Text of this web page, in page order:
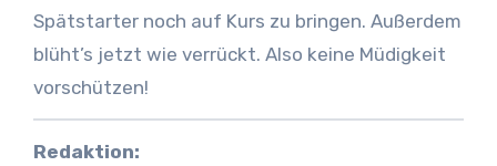
Spätstarter noch auf Kurs zu bringen. Außerdem
blüht’s jetzt wie verrückt. Also keine Müdigkeit
vorschützen!
Redaktion: